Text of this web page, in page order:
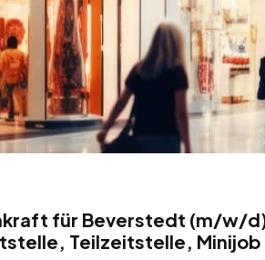
für Beverstedt (m/w/
Teilzeitstelle, Minijob